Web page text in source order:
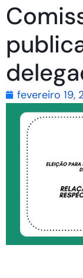
fevereiro 19,